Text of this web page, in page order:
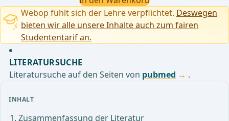
INHALT
Zusammenfassung der Literatur
Webop fühlt sich der Lehre verpflichtet. Deswegen
bieten wir alle unsere Inhalte auch zum fairen
Studententarif an.
LITERATURSUCHE
Literatursuche auf den Seiten von pubmed .